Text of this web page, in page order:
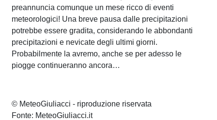
preannuncia comunque un mese ricco di eventi‌
meteorologici! Una ‍breve​ pausa dalle precipitazioni
potrebbe essere gradita, considerando le abbondanti
precipitazioni e nevicate degli ultimi giorni.
Probabilmente la avremo, anche se per adesso le
piogge continueranno ancora…
© MeteoGiuliacci - riproduzione riservata
Fonte: MeteoGiuliacci.it